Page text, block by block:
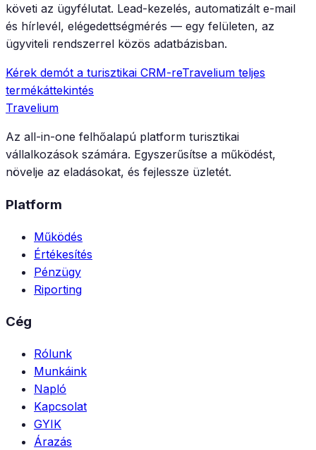
követi az ügyfélutat. Lead-kezelés, automatizált e-mail
és hírlevél, elégedettségmérés — egy felületen, az
ügyviteli rendszerrel közös adatbázisban.
Kérek demót a turisztikai CRM-reTravelium teljes
termékáttekintés
Travelium
Az all-in-one felhőalapú platform turisztikai
vállalkozások számára. Egyszerűsítse a működést,
növelje az eladásokat, és fejlessze üzletét.
Platform
Működés
Értékesítés
Pénzügy
Riporting
Cég
Rólunk
Munkáink
Napló
Kapcsolat
GYIK
Árazás